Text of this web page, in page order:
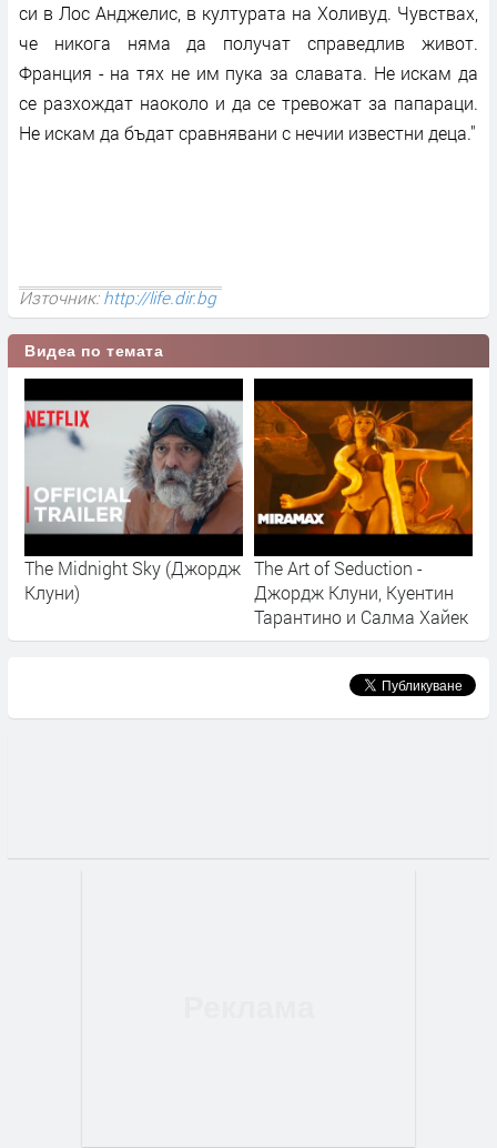
си в Лос Анджелис, в културата на Холивуд. Чувствах,
че никога няма да получат справедлив живот.
Франция - на тях не им пука за славата. Не искам да
се разхождат наоколо и да се тревожат за папараци.
Не искам да бъдат сравнявани с нечии известни деца."
Източник:http://life.dir.bg
Видеа по темата
The Midnight Sky (Джордж
Клуни)
The Art of Seduction -
Джордж Клуни, Куентин
Тарантино и Салма Хайек